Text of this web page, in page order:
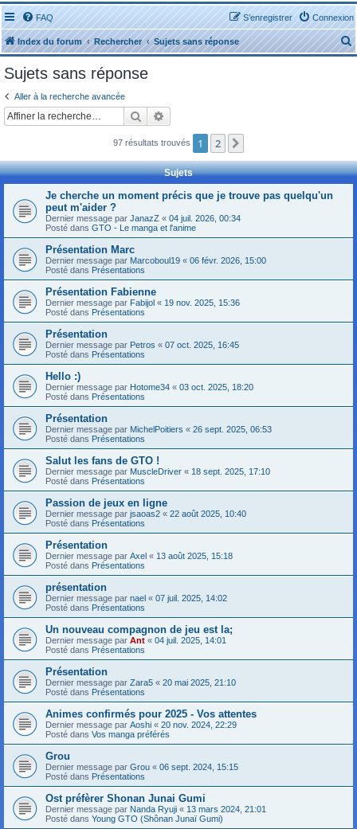
FAQ Connexion
S’enregistrer
Index du forum Rechercher Sujets sans réponse
e
h
Sujets sans réponse
Aller à la recherche avancée
Rechercher
97 résultats trouvés 1 2
Sujets
Je cherche un moment précis que je trouve pas quelqu'un
peut m'aider ?
Dernier message par JanazZ « 04 juil. 2026, 00:34
Posté dans GTO - Le manga et l'anime
Présentation Marc
Dernier message par Marcoboul19 « 06 févr. 2026, 15:00
Posté dans Présentations
Présentation Fabienne
Dernier message par Fabijol « 19 nov. 2025, 15:36
Posté dans Présentations
Présentation
Dernier message par Petros « 07 oct. 2025, 16:45
Posté dans Présentations
Hello :)
Dernier message par Hotome34 « 03 oct. 2025, 18:20
Posté dans Présentations
Présentation
Dernier message par MichelPoitiers « 26 sept. 2025, 06:53
Posté dans Présentations
Salut les fans de GTO !
Dernier message par MuscleDriver « 18 sept. 2025, 17:10
Posté dans Présentations
Passion de jeux en ligne
Dernier message par jsaoas2 « 22 août 2025, 10:40
Posté dans Présentations
Présentation
Dernier message par Axel « 13 août 2025, 15:18
Posté dans Présentations
présentation
Dernier message par nael « 07 juil. 2025, 14:02
Posté dans Présentations
Un nouveau compagnon de jeu est la;
Dernier message par Ant « 04 juil. 2025, 14:01
Posté dans Présentations
Présentation
Dernier message par Zara5 « 20 mai 2025, 21:10
Posté dans Présentations
Animes confirmés pour 2025 - Vos attentes
Dernier message par Aoshi « 20 nov. 2024, 22:29
Posté dans Vos manga préférés
Grou
Dernier message par Grou « 06 sept. 2024, 15:15
Posté dans Présentations
Ost préfèrer Shonan Junai Gumi
Dernier message par Nanda Ryuji « 13 mars 2024, 21:01
Posté dans Young GTO (Shônan Junaï Gumi)